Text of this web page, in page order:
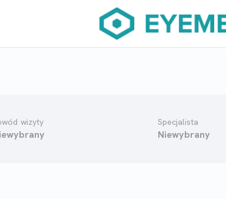
wizyty Specjalista
Niewybrany